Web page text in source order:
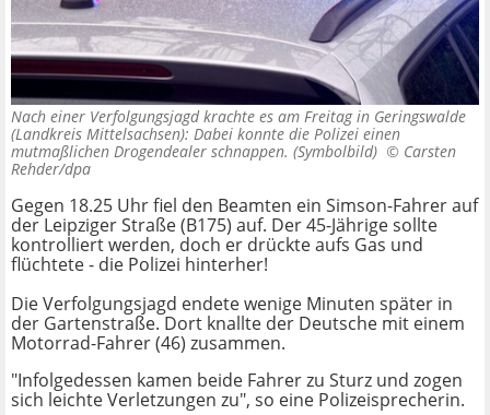
Nach einer Verfolgungsjagd krachte es am Freitag in Geringswalde
(Landkreis Mittelsachsen): Dabei konnte die Polizei einen
mutmaßlichen Drogendealer schnappen. (Symbolbild) © Carsten
Rehder/dpa
Gegen 18.25 Uhr fiel den Beamten ein Simson-Fahrer auf
der Leipziger Straße (B175) auf. Der 45-Jährige sollte
kontrolliert werden, doch er drückte aufs Gas und
flüchtete - die Polizei hinterher!
Die Verfolgungsjagd endete wenige Minuten später in
der Gartenstraße. Dort knallte der Deutsche mit einem
Motorrad-Fahrer (46) zusammen.
"Infolgedessen kamen beide Fahrer zu Sturz und zogen
sich leichte Verletzungen zu", so eine Polizeisprecherin.